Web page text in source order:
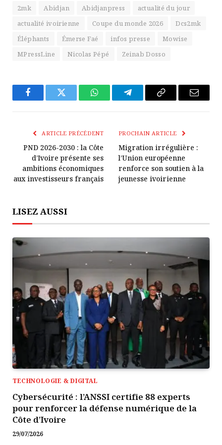
2mk Abidjan Abidjanpress
actualité du jour
actualité ivoirienne
Coupe du monde 2026
Dcs2mk
Éléphants
Émerse Faé infos presse
Mowise
MPressLine
Nicolas Pépé Zeinab Dosso
FacebookTwitter WhatsAppTélégrammeCopier
Lien
E-
ARTICLE PRÉCÉDENT
PND 2026-2030 : la Côte
d’Ivoire présente ses
ambitions économiques
aux investisseurs français
PROCHAIN ARTICLE
Migration irrégulière :
l’Union européenne
renforce son soutien à la
jeunesse ivoirienne
LISEZ AUSSI
TECHNOLOGIE & DIGITAL
Cybersécurité : l’ANSSI certifie 88 experts
pour renforcer la défense numérique de la
Côte d’Ivoire
29/07/2026